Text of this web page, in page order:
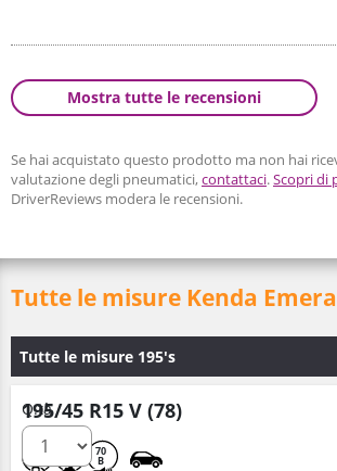
Mostra tutte le recensioni
Se hai acquistato questo prodotto ma non hai
valutazione degli pneumatici,contattaci.Scopri di
DriverReviews modera le recensioni.
Tutte le misure Kenda Emera
Tutte le misure 195's
195/45 R15 V (78)
70
B
Q.tà